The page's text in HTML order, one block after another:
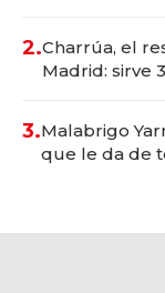
2.Charrúa, el
Madrid: sirve
3.Malabrigo
que le da de